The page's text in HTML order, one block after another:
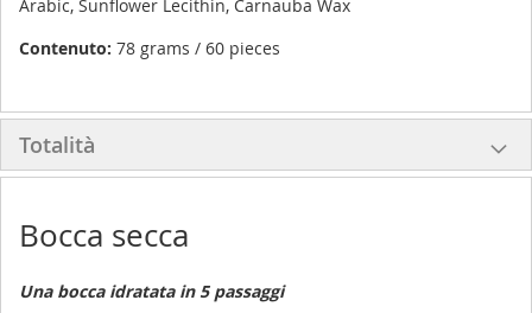
Arabic, Sunflower Lecithin, Carnauba Wax
Contenuto: 78 grams / 60 pieces
Totalità
Bocca secca
Una bocca idratata in 5 passaggi